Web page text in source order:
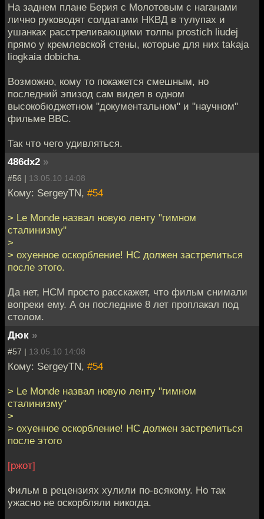
На заднем плане Берия с Молотовым с наганами
лично руководят солдатами НКВД в тулупах и
ушанках расстреливающими толпы prostich liudej
прямо у кремлевской стены, которые для них takaja
liogkaia dobicha.
Возможно, кому то покажется смешным, но
последний эпизод сам видел в одном
высокобюджетном "документальном" и "научном"
фильме BBC.
Так что чего удивляться.
486dx2 »
#56 | 13.05.10 14:08
Кому: SergeyTN, #54
> Le Monde назвал новую ленту "гимном
сталинизму"
>
> охуенное оскорбление! НС должен застрелиться
после этого.
Да нет, НСМ просто расскажет, что фильм снимали
вопреки ему. А он последние 8 лет проплакал под
столом.
Дюк »
#57 | 13.05.10 14:08
Кому: SergeyTN, #54
> Le Monde назвал новую ленту "гимном
сталинизму"
>
> охуенное оскорбление! НС должен застрелиться
после этого
[ржот]
Фильм в рецензиях хулили по-всякому. Но так
ужасно не оскорбляли никогда.